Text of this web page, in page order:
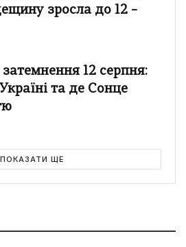
зросла до 12 –
12 серпня:
та де Сонце
ПОКАЗАТИ ЩЕ